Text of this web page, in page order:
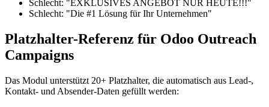
Schlecht: "EXKLUSIVES ANGEBOT NUR HEUTE!!!"
Schlecht: "Die #1 Lösung für Ihr Unternehmen"
Platzhalter-Referenz für Odoo Outreach
Campaigns
Das Modul unterstützt 20+ Platzhalter, die automatisch aus Lead-,
Kontakt- und Absender-Daten gefüllt werden: